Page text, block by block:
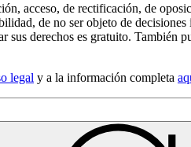
acceso, de rectificación, de
de no ser objeto de
sus derechos es gratuito. También
legal y a la información completa